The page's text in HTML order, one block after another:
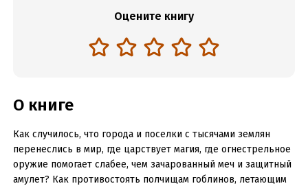
Оцените книгу
О книге
Как случилось, что города и поселки с тысячами землян
перенеслись в мир, где царствует магия, где огнестрельное
оружие помогает слабее, чем зачарованный меч и защитный
амулет? Как противостоять полчищам гоблинов, летающим